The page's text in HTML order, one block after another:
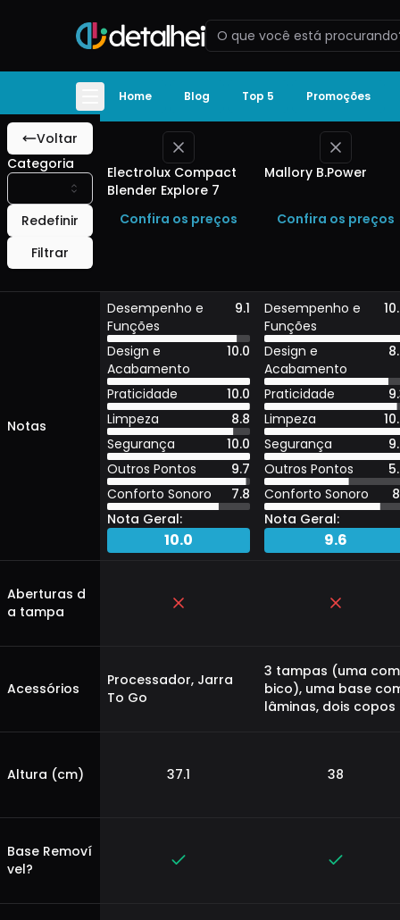
Home Blog Top 5 Promoções
Voltar
Categoria
Redefinir
Filtrar
Electrolux Compact
Blender Explore 7
Confira os preços
Mallory B.Power
Confira os preços
Notas
Desempenho e
Funções
9.1
Design e
Acabamento
10.0
Praticidade
10.0
Limpeza
8.8
Segurança
10.0
Outros Pontos
9.7
Conforto Sonoro
7.8
Nota Geral:
10.0
Desempenho e
Funções
Design e
Acabamento
Praticidade
Limpeza
Segurança
Outros Pontos
Conforto Sonoro
Nota Geral:
9.6
Aberturas d
a tampa
Acessórios
Processador, Jarra
To Go
3 tampas (uma com
bico), uma base
lâminas, dois copos
Altura (cm) 37.1 38
Base Removí
vel?